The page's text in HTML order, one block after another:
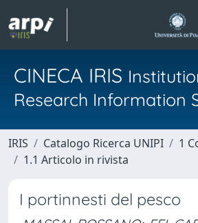
CINECA IRIS
Research Information
IRIS Catalogo Ricerca UNIPI
1
1.1 Articolo in rivista
I portinnesti del pesco